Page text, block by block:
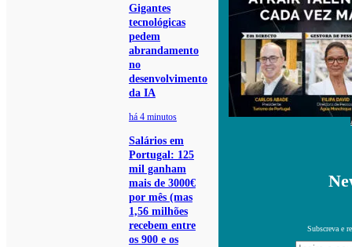
Gigantes
tecnológicas
pedem
abrandamento
no
desenvolvimento
da IA
há 4 minutos
Salários em
Portugal: 125
mil ganham
mais de 3000€
por mês (mas
1,56 milhões
recebem entre
os 900 e os
Subscreva e